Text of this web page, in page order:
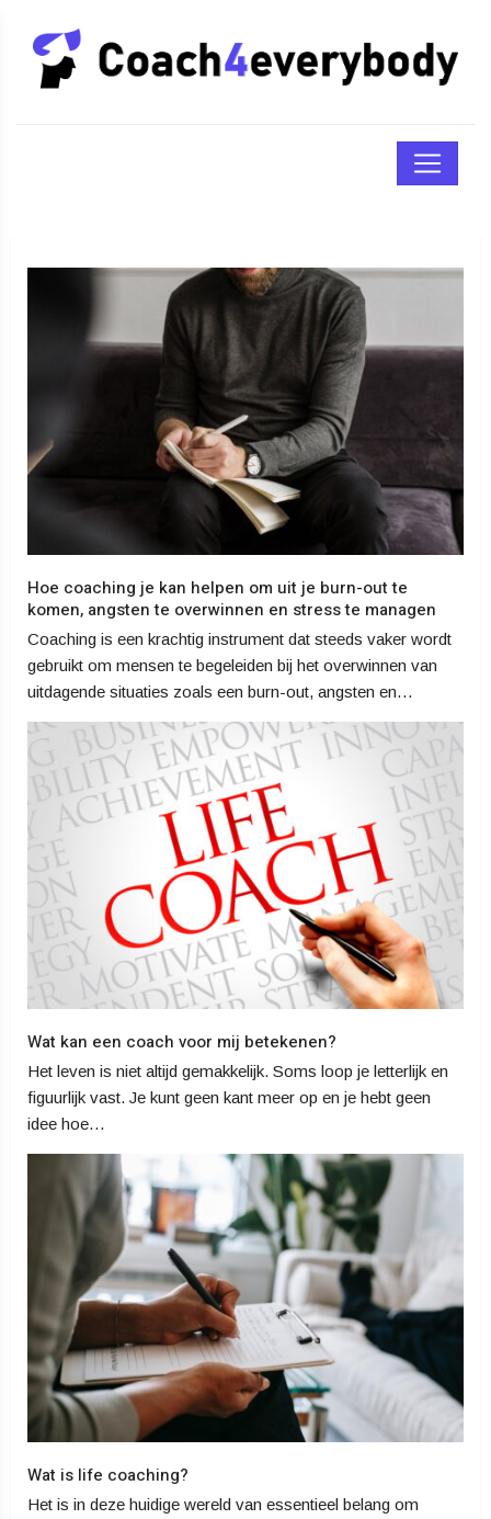
Hoe coaching je kan helpen om uit je burn-out te
komen, angsten te overwinnen en stress te managen
Coaching is een krachtig instrument dat steeds vaker wordt
gebruikt om mensen te begeleiden bij het overwinnen van
uitdagende situaties zoals een burn-out, angsten en…
Wat kan een coach voor mij betekenen?
Het leven is niet altijd gemakkelijk. Soms loop je letterlijk en
figuurlijk vast. Je kunt geen kant meer op en je hebt geen
idee hoe…
Wat is life coaching?
Het is in deze huidige wereld van essentieel belang om